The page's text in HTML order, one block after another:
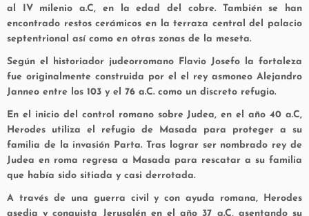
al IV milenio a.C, en la edad del cobre. También se han
encontrado restos cerámicos en la terraza central del palacio
septentrional así como en otras zonas de la meseta.
Según el historiador judeorromano Flavio Josefo la fortaleza
fue originalmente construida por el el rey asmoneo Alejandro
Janneo entre los 103 y el 76 a.C. como un discreto refugio.
En el inicio del control romano sobre Judea, en el año 40 a.C,
Herodes utiliza el refugio de Masada para proteger a su
familia de la invasión Parta. Tras lograr ser nombrado rey de
Judea en roma regresa a Masada para rescatar a su familia
que había sido sitiada y casi derrotada.
A través de una guerra civil y con ayuda romana, Herodes
asedia y conquista Jerusalén en el año 37 a.C, asentando su